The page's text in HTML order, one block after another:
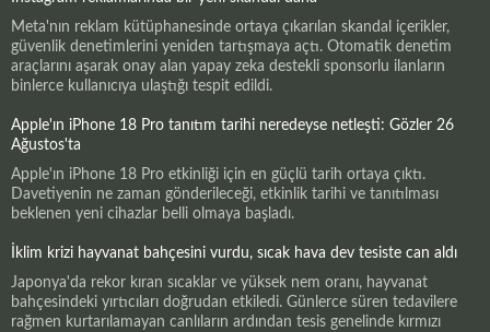
Meta'nın reklam kütüphanesinde ortaya çıkarılan skandal içerikler,
güvenlik denetimlerini yeniden tartışmaya açtı. Otomatik denetim
araçlarını aşarak onay alan yapay zeka destekli sponsorlu ilanların
binlerce kullanıcıya ulaştığı tespit edildi.
Apple'ın iPhone 18 Pro tanıtım tarihi neredeyse netleşti: Gözler 26
Ağustos'ta
Apple'ın iPhone 18 Pro etkinliği için en güçlü tarih ortaya çıktı.
Davetiyenin ne zaman gönderileceği, etkinlik tarihi ve tanıtılması
beklenen yeni cihazlar belli olmaya başladı.
İklim krizi hayvanat bahçesini vurdu, sıcak hava dev tesiste can aldı
Japonya'da rekor kıran sıcaklar ve yüksek nem oranı, hayvanat
bahçesindeki yırtıcıları doğrudan etkiledi. Günlerce süren tedavilere
rağmen kurtarılamayan canlıların ardından tesis genelinde kırmızı